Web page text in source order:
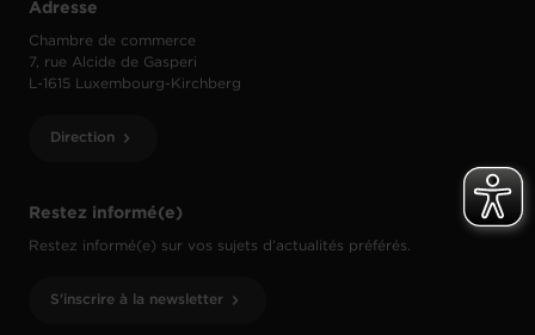
Restez informé(e)
Restez informé(e) sur vos sujets d’actualités préférés.
S'inscrire à la newsletter
Adresse
Chambre de commerce
7, rue Alcide de Gasperi
L-1615 Luxembourg-Kirchberg
Direction